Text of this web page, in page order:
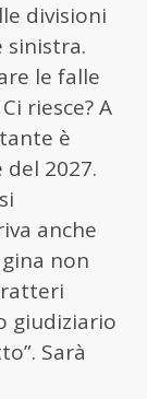
divisioni
sinistra.
le falle
riesce? A
è
2027.
anche
non
giudiziario
Sarà